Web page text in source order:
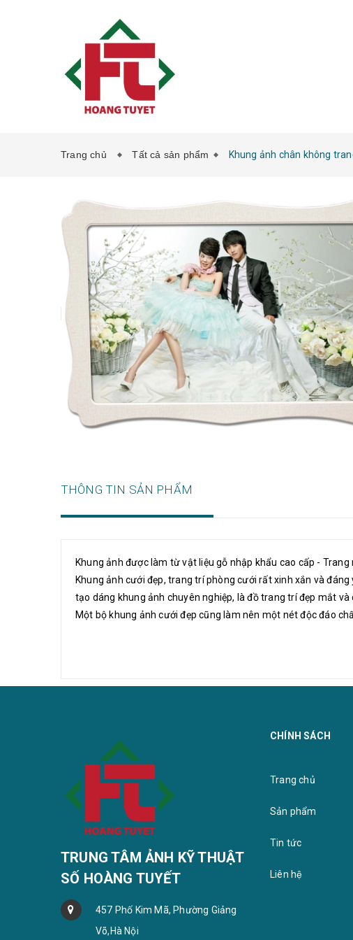
Trang chủ Tất cả sản phẩm Khung ảnh chân không
THÔNG TIN SẢN PHẨM
Khung ảnh được làm từ vật liệu gỗ nhập khẩu cao cấp -
Khung ảnh cưới đẹp, trang trí phòng cưới rất xinh xắn và
tạo dáng khung ảnh chuyên nghiệp, là đồ trang trí đẹp mắt và
Một bộ khung ảnh cưới đẹp cũng làm nên một nét độc đáo
TRUNG TÂM ẢNH KỸ THUẬT
SỐ HOÀNG TUYẾT
457 Phố Kim Mã, Phường Giảng
Võ,Hà Nội
CHÍNH SÁCH
Trang chủ
Sản phẩm
Tin tức
Liên hệ